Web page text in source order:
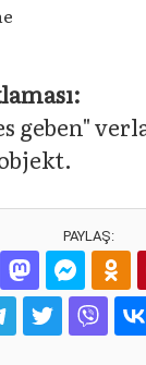
geben"
PAYLAŞ: